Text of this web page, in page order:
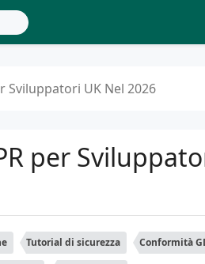
Sviluppatori UK Nel 2026
per
Tutorial di sicurezza Conformità